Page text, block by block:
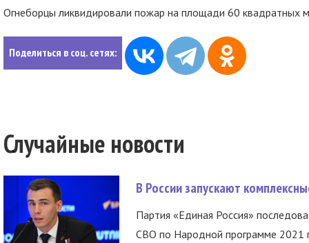
Огнеборцы ликвидировали пожар на площади 60 квадратных
Поделиться в соц. сетях:
Случайные новости
В России запускают
Партия «Единая Россия»
СВО по Народной программе 2021